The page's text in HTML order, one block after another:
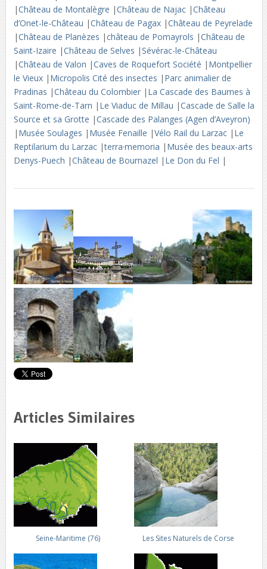
|Château de Montalègre |Château de Najac |Château
d’Onet-le-Château |Château de Pagax |Château de Peyrelade
|Château de Planèzes |château de Pomayrols |Château de
Saint-Izaire |Château de Selves |Sévérac-le-Château
|Château de Valon |Caves de Roquefort Société | Montpellier
le Vieux | Micropolis Cité des insectes | Parc animalier de
Pradinas |Château du Colombier | La Cascade des Baumes à
Saint-Rome-de-Tarn | Le Viaduc de Millau |Cascade de Salle la
Source et sa Grotte |Cascade des Palanges (Agen d’Aveyron)
| Musée Soulages | Musée Fenaille |Vélo Rail du Larzac | Le
Reptilarium du Larzac |terra·memoria | Musée des beaux-arts
Denys-Puech |Château de Bournazel | Le Don du Fel |
Articles Similaires
Seine-Maritime (76) Les Sites Naturels de Corse